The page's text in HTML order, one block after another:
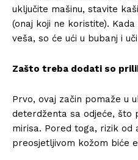
uključite mašinu, stavite
(onaj koji ne koristite).
veša, so će ući u bubanj i
Zašto treba dodati so
Prvo, ovaj začin pomaže u
deterdženta sa odjeće, što
mirisa. Pored toga, rizik od
preosjetljivom kožom biće